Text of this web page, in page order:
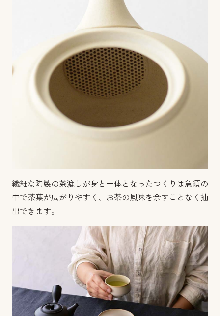
繊細な陶製の茶漉しが身と一体となったつくりは急須の
中で茶葉が広がりやすく、お茶の風味を余すことなく抽
出できます。